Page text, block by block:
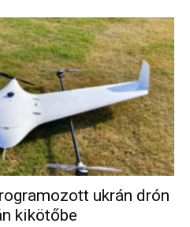
ukrán drón
kikötőbe